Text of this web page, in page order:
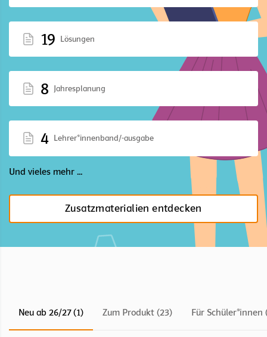
19 Lösungen
8 Jahresplanung
4 Lehrer*innenband/-ausgabe
Und vieles mehr ...
Zusatzmaterialien entdecken
Neu ab 26/27 (1) Zum Produkt (23) Für Schüler*innen